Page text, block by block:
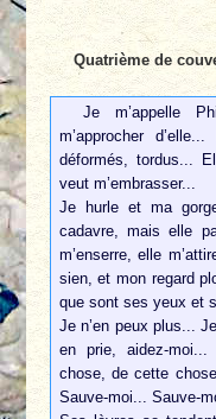
Quatrième de
Je m’appelle
m’approcher
déformés, tordus...
veut m’embrasser...
Je hurle et ma
cadavre, mais elle
m’enserre, elle
sien, et mon regard
que sont ses yeux et
Je n’en peux plus...
en prie, aidez-moi...
chose, de cette
Sauve-moi... Sauve-